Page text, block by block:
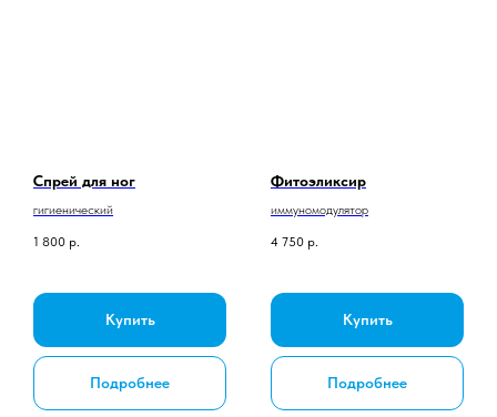
Спрей для ног
гигиенический
1 800 р.
Купить
Подробнее
Фитоэликсир
иммуномодулятор
4 750 р.
Купить
Подробнее